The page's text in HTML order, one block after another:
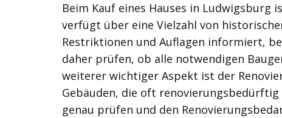
Beim Kauf eines Hauses in Ludwigsburg
verfügt über eine Vielzahl von
Restriktionen und Auflagen informiert,
daher prüfen, ob alle notwendigen
weiterer wichtiger Aspekt ist der
Gebäuden, die oft renovierungsbedürftig
genau prüfen und den